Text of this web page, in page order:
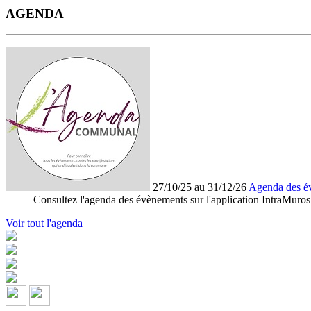
AGENDA
27/10/25 au 31/12/26 Agenda des
Consultez l'agenda des évènements sur l'application IntraMuros
Voir tout l'agenda